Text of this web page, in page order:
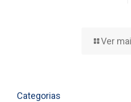
Ver
Categorias